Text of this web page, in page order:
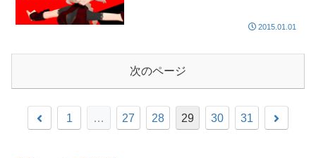
2015.01.01
次のページ
1 … 27 28 29 30 31